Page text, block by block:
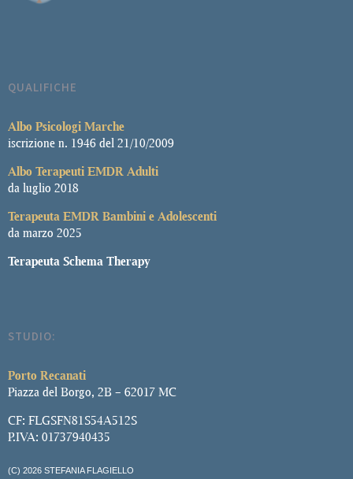
QUALIFICHE
Albo Psicologi Marche
iscrizione n. 1946 del 21/10/2009
Albo Terapeuti EMDR Adulti
da luglio 2018
Terapeuta EMDR Bambini e Adolescenti
da marzo 2025
Terapeuta Schema Therapy
STUDIO:
Porto Recanati
Piazza del Borgo, 2B – 62017 MC
CF: FLGSFN81S54A512S
P.IVA: 01737940435
(C) 2026 STEFANIA FLAGIELLO